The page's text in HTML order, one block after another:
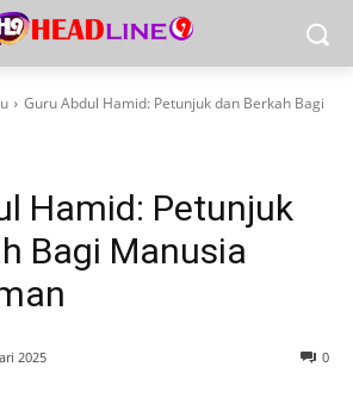
Guru Abdul Hamid: Petunjuk dan Berkah Bagi
Hamid: Petunjuk
Bagi Manusia
2025 0